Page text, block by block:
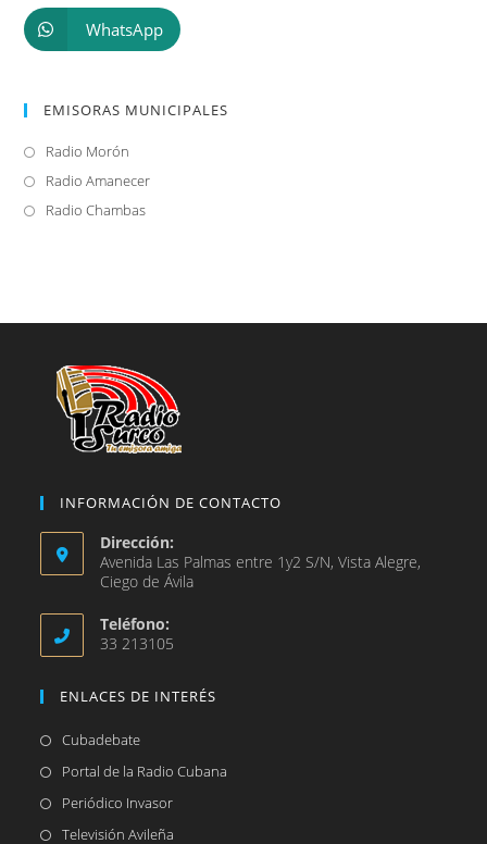
WhatsApp
EMISORAS MUNICIPALES
Radio Morón
abre
en
Radio AmanecerSe
Radio ChambasSe
nueva
INFORMACIÓN DE CONTACTO
Dirección:
Avenida Las Palmas entre 1y2 S/N, Vista Alegre,
Ciego de Ávila
Teléfono:
33 213105
ENLACES DE INTERÉS
CubadebateSe
abre
Portal de la Radio Cubana
Periódico InvasorSe
abre
Televisión Avileña